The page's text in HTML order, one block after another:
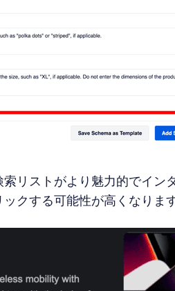
リストがより魅力的でイン
クする可能性が高くなります